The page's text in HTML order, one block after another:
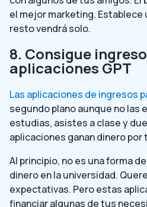
el mejor marketing. Establece
resto vendrá solo.
8. Consigue
aplicaciones GPT
Las aplicaciones de ingresos
segundo plano aunque no las
estudias, asistes a clase y
aplicaciones ganan dinero por
Al principio, no es una forma
dinero en la universidad.
expectativas. Pero estas
financiar algunas de tus